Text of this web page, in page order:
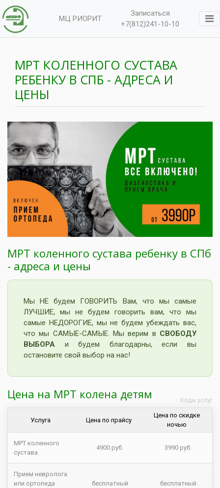
МЦ РИОРИТ
Записаться
+7(812)241-10-10
МРТ КОЛЕННОГО СУСТАВА
РЕБЕНКУ В СПБ - АДРЕСА И
ЦЕНЫ
МРТ коленного сустава ребенку в СПб
- адреса и цены
Мы НЕ будем ГОВОРИТЬ Вам, что мы самые
ЛУЧШИЕ, мы не будем говорить вам, что мы
самые НЕДОРОГИЕ, мы не будем убеждать вас,
что мы САМЫЕ-САМЫЕ. Мы верим в СВОБОДУ
ВЫБОРА и будем благодарны, если вы
остановите свой выбор на нас!
Цена на МРТ колена детям
Услуга Цена по прайсу
Цена по скидке
ночью
МРТ коленного
сустава
4900 руб. 3990 руб.
Прием невролога
или ортопеда
бесплатный бесплатный
Коды услуг